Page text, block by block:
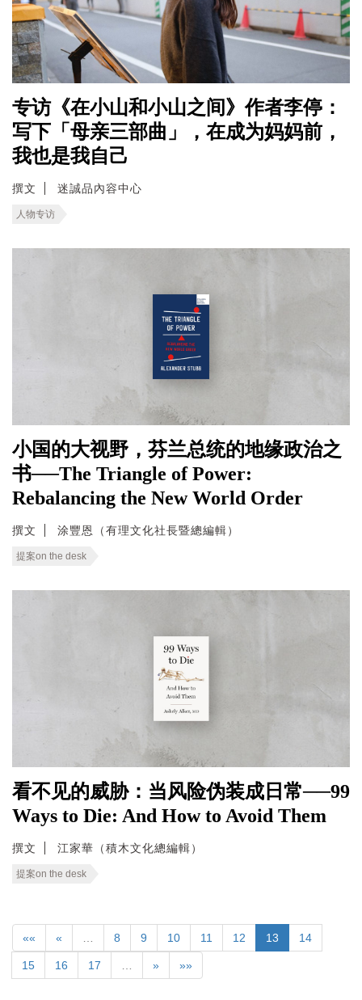
专访《在小山和小山之间》作者李停：
写下「母亲三部曲」，在成为妈妈前，
我也是我自己
撰文 迷誠品內容中心
人物专访
小国的大视野，芬兰总统的地缘政治之
书──The Triangle of Power:
Rebalancing the New World Order
撰文 涂豐恩（有理文化社長暨總編輯）
提案on the desk
看不见的威胁：当风险伪装成日常──99
Ways to Die: And How to Avoid Them
撰文 江家華（積木文化總編輯）
提案on the desk
«« « 8 9 10 11 12 13 14
15 16 17 » »»